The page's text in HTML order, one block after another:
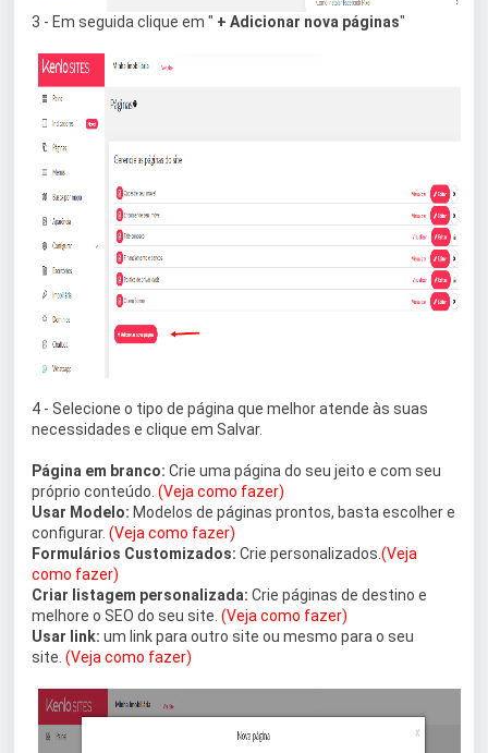
3 - Em seguida clique em " + Adicionar nova páginas"
4 - Selecione o tipo de página que melhor atende às suas
necessidades e clique em Salvar.
Página em branco: Crie uma página do seu jeito e com seu
próprio conteúdo. (Veja como fazer)
Usar Modelo: Modelos de páginas prontos, basta escolher e
configurar. (Veja como fazer)
Formulários Customizados: Crie personalizados.(Veja
como fazer)
Criar listagem personalizada: Crie páginas de destino e
melhore o SEO do seu site. (Veja como fazer)
Usar link: um link para outro site ou mesmo para o seu
site. (Veja como fazer)